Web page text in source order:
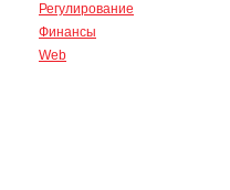
Регулирование
Финансы
Web